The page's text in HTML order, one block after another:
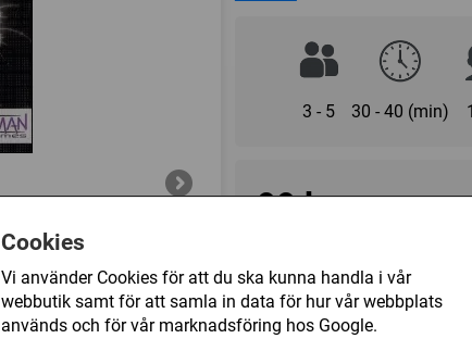
Cookies
Vi använder Cookies för att du ska kunna handla i vår
webbutik samt för att samla in data för hur vår webbplats
används och för vår marknadsföring hos Google.
cards while holding a
among players until the
FAQ: Spin of Chaos: you
3 - 5 30 - 40 (min)
99 kr
Övrig information